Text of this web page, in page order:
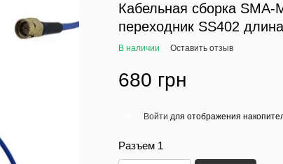
Кабельная сборка
переходник SS402
В наличии Оставить отзыв
680 грн
Войти для отображения
Разъем 1